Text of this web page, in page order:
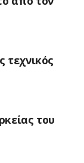
τεχνικός
του